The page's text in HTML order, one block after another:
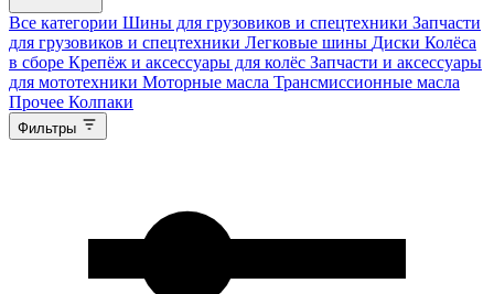
Все категории Шины для грузовиков и спецтехники Запчасти
для грузовиков и спецтехники Легковые шины Диски Колёса
в сборе Крепёж и аксессуары для колёс Запчасти и аксессуары
для мототехники Моторные масла Трансмиссионные масла
Прочее Колпаки
Фильтры